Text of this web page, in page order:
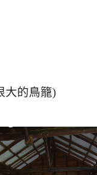
大的鳥籠)